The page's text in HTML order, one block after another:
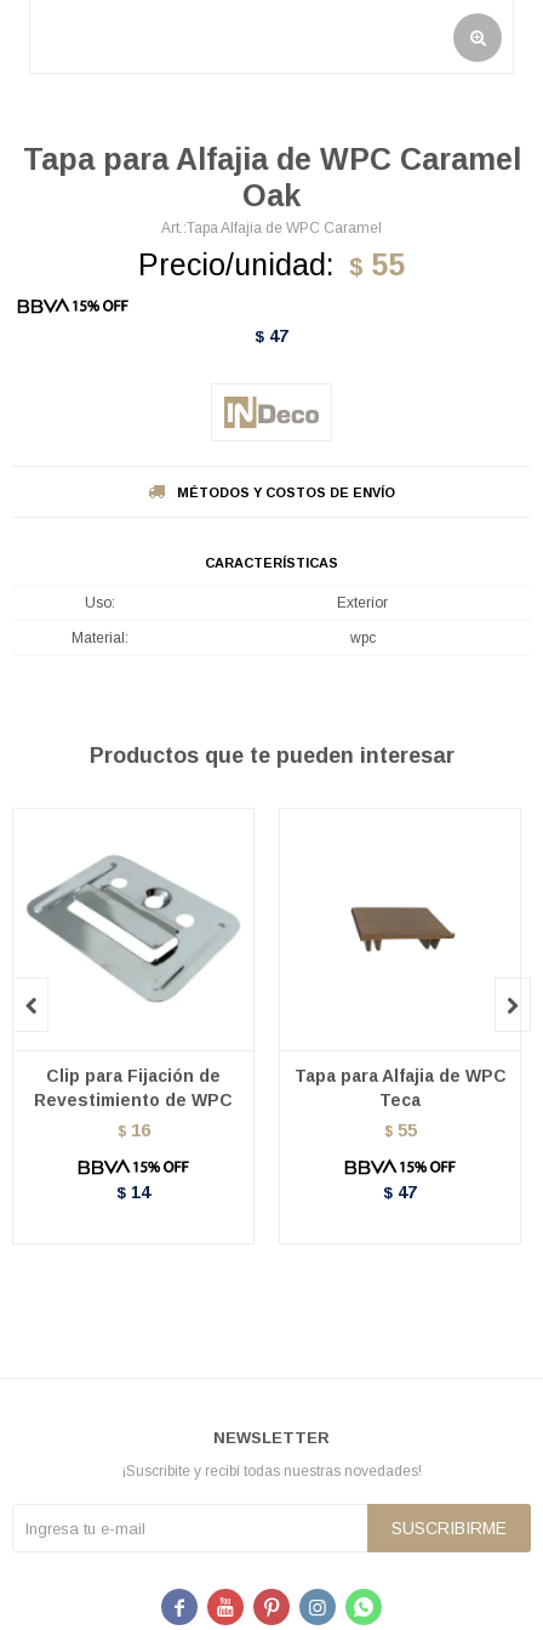
Tapa para Alfajia de WPC Caramel
Oak
Tapa Alfajia de WPC Caramel
Precio/unidad: $ 55
$ 47
MÉTODOS Y COSTOS DE ENVÍO
CARACTERÍSTICAS
Uso Exterior
Material wpc
Productos que te pueden interesar
Clip para Fijación de
Revestimiento de WPC
$ 16
$ 14
Tapa para Alfajia de WPC
Teca
$ 55
$ 47
 
NEWSLETTER
¡Suscribite y recibí todas nuestras novedades!
SUSCRIBIRME
    